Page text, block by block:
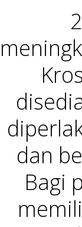
dan
Bagi